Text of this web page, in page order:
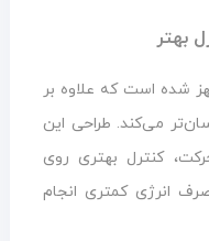
بهتر
مجهز شده است که علاوه بر
می‌کند. طراحی این
کنترل بهتری روی
انرژی کمتری انجام